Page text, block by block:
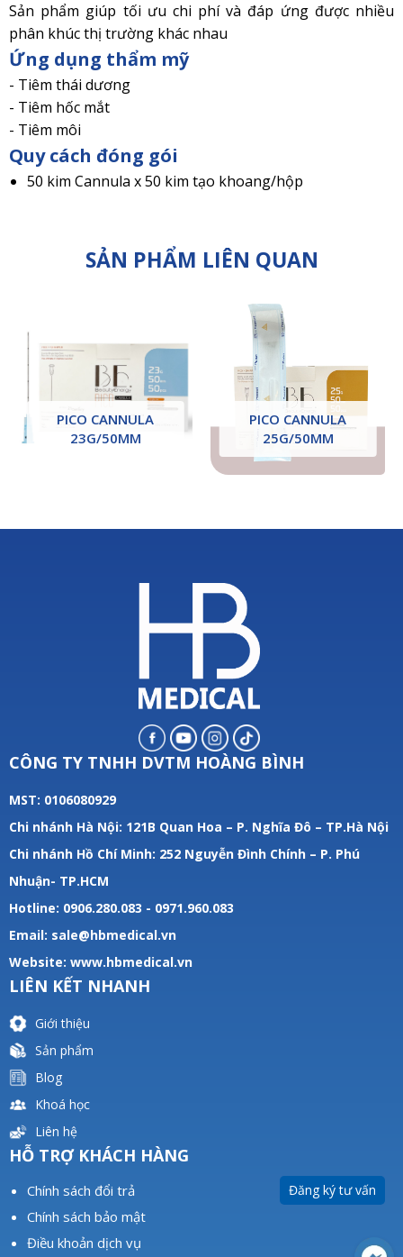
Sản phẩm giúp tối ưu chi phí và đáp ứng được nhiều
phân khúc thị trường khác nhau
Ứng dụng thẩm mỹ
- Tiêm thái dương
- Tiêm hốc mắt
- Tiêm môi
Quy cách đóng gói
50 kim Cannula x 50 kim tạo khoang/hộp
SẢN PHẨM LIÊN QUAN
PICO CANNULA
23G/50MM
PICO CANNULA
25G/50MM
Đăng ký tư vấn
CÔNG TY TNHH DVTM HOÀNG BÌNH
MST: 0106080929
Chi nhánh Hà Nội: 121B Quan Hoa – P. Nghĩa Đô – TP.Hà Nội
Chi nhánh Hồ Chí Minh: 252 Nguyễn Đình Chính – P. Phú
Nhuận- TP.HCM
Hotline: 0906.280.083 - 0971.960.083
Email: sale@hbmedical.vn
Website: www.hbmedical.vn
LIÊN KẾT NHANH
Giới thiệu
Sản phẩm
Blog
Khoá học
Liên hệ
HỖ TRỢ KHÁCH HÀNG
Chính sách đổi trả
Chính sách bảo mật
Điều khoản dịch vụ